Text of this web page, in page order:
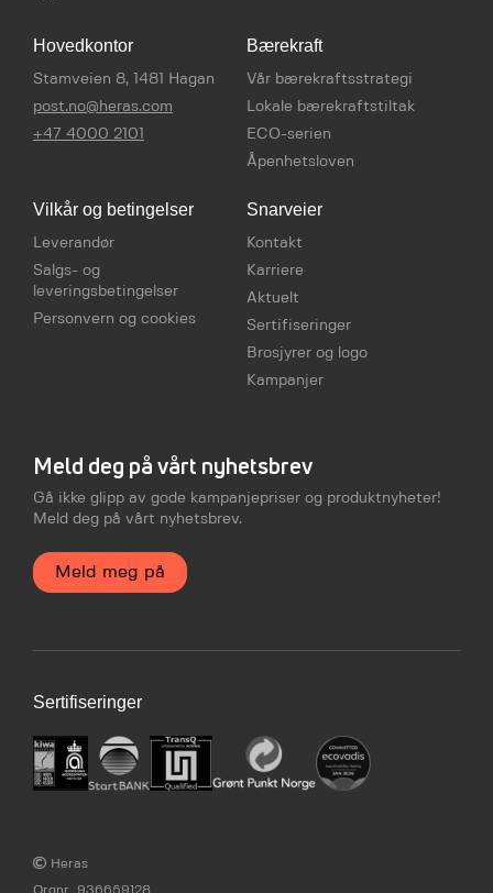
Hovedkontor
Stamveien 8, 1481 Hagan
post.no@heras.com
+47 4000 2101
Bærekraft
Vår bærekraftsstrategi
Lokale bærekraftstiltak
ECO-serien
Åpenhetsloven
Vilkår og betingelser
Leverandør
Salgs- og
leveringsbetingelser
Personvern og cookies
Snarveier
Kontakt
Karriere
Aktuelt
Sertifiseringer
Brosjyrer og logo
Kampanjer
Meld deg på vårt nyhetsbrev
Gå ikke glipp av gode kampanjepriser og produktnyheter!
Meld deg på vårt nyhetsbrev.
Meld meg på
Sertifiseringer
Heras
Orgnr. 936659128